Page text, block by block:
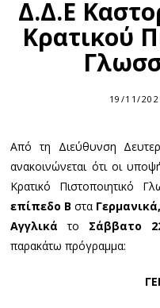
Δ.Δ.Ε
Κρατικού
19/11/
Από τη Διεύθυνση
ανακοινώνεται ότι οι
Κρατικό Πιστοποιητικό
επίπεδο Β στα Γερμανικά,
Αγγλικάτο Σάββατο
παρακάτω πρόγραμμα: